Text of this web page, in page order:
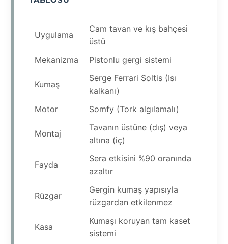
Uygulama
Cam tavan ve kış bahçesi
üstü
Mekanizma
Pistonlu gergi sistemi
Kumaş
Serge Ferrari Soltis (Isı
kalkanı)
Motor
Somfy (Tork algılamalı)
Montaj
Tavanın üstüne (dış) veya
altına (iç)
Fayda
Sera etkisini %90 oranında
azaltır
Rüzgar
Gergin kumaş yapısıyla
rüzgardan etkilenmez
Kasa
Kumaşı koruyan tam kaset
sistemi